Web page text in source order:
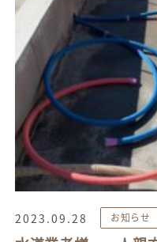
2023.09.28 お知らせ